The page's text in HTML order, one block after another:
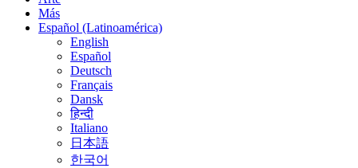
Más
Español (Latinoamérica)
English
Español
Deutsch
Français
Dansk
हिन्दी
Italiano
日本語
한국어